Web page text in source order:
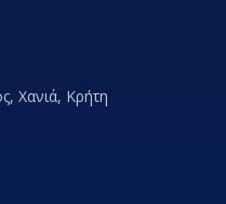
Χανιά, Κρήτη